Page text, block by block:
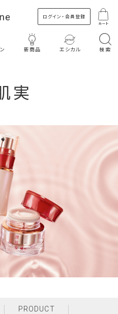
ログイン・会員登録
カート
新商品 エシカル 検索
実
PRODUCT